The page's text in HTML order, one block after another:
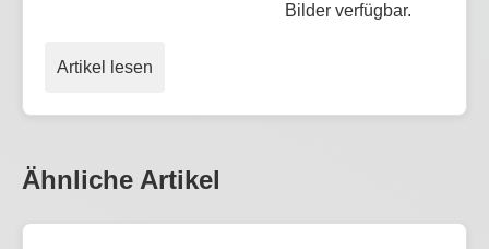
Bilder verfügbar.
Artikel lesen
Ähnliche Artikel